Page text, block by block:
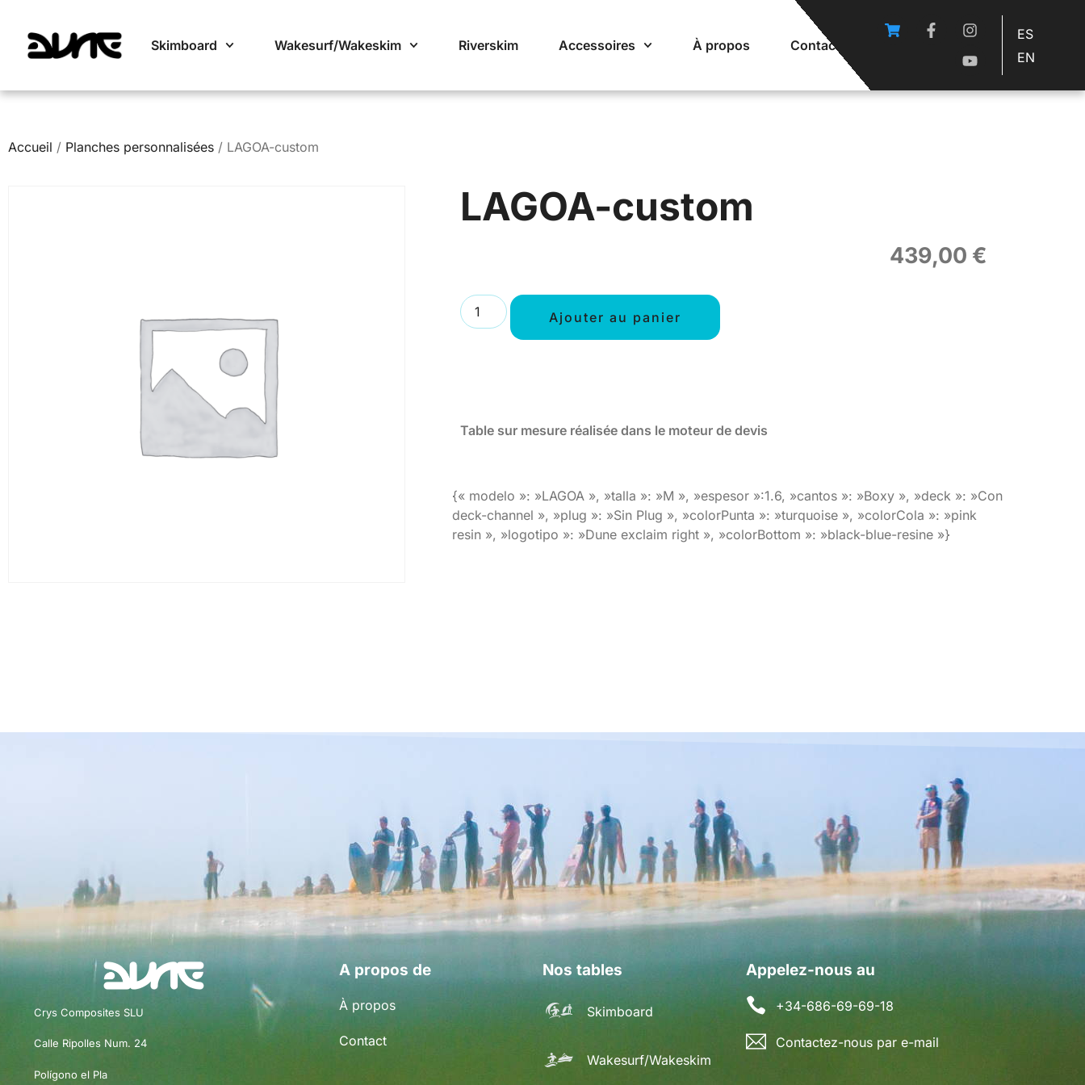
Skimboard Wakesurf/Wakeskim Riverskim Accessoires À propos Contact
ES
EN
Accueil / Planches personnalisées / LAGOA-custom
LAGOA-custom
439,00 €
Ajouter au panier
Table sur mesure réalisée dans le moteur de devis
{« modelo »: »LAGOA », »talla »: »M », »espesor »:1.6, »cantos »: »Boxy », »deck »: »Con
deck-channel », »plug »: »Sin Plug », »colorPunta »: »turquoise », »colorCola »: »pink
resin », »logotipo »: »Dune exclaim right », »colorBottom »: »black-blue-resine »}
Crys Composites SLU
Calle Ripolles Num. 24
Polígono el Pla
A propos de
À propos
Contact
Nos tables
Skimboard
Wakesurf/Wakeskim
Appelez-nous au
+34-686-69-69-18
Contactez-nous par e-mail